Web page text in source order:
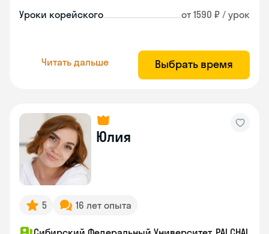
Уроки корейского от 1590 ₽ / урок
Читать дальше Выбрать время
Юлия
5 16 лет опыта